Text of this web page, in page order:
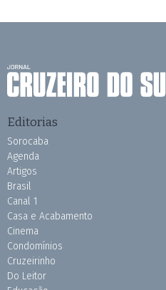
Editorias
Sorocaba
Agenda
Artigos
Brasil
Canal 1
Casa e Acabamento
Cinema
Condomínios
Cruzeirinho
Do Leitor